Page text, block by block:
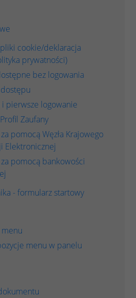
cookie/deklaracja
prywatności)
bez logowania
i pierwsze logowanie
Profil Zaufany
pomocą Węzła Krajowego
Elektronicznej
pomocą bankowości
- formularz startowy
menu w panelu